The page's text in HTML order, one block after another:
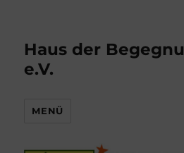
Haus der
e.V.
MENÜ